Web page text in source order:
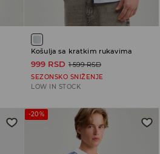
Košulja sa kratkim rukavima
999 RSD 1 599 RSD
SEZONSKO SNIŽENJE
LOW IN STOCK
-20%